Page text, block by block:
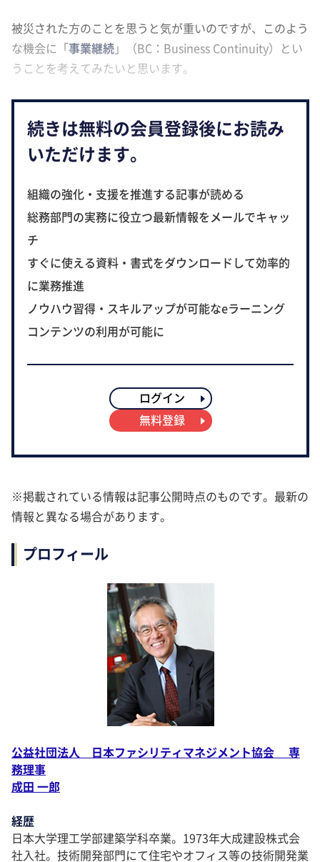
被災された方のことを思うと気が重いのですが、このよう
な機会に「事業継続」（BC：Business Continuity）とい
うことを考えてみたいと思います。
続きは無料の会員登録後にお読み
いただけます。
組織の強化・支援を推進する記事が読める
総務部門の実務に役立つ最新情報をメールでキャッ
チ
すぐに使える資料・書式をダウンロードして効率的
に業務推進
ノウハウ習得・スキルアップが可能なeラーニング
コンテンツの利用が可能に
ログイン
無料登録
※掲載されている情報は記事公開時点のものです。最新の
情報と異なる場合があります。
プロフィール
公益社団法人 日本ファシリティマネジメント協会 専
務理事
成田 一郎
経歴
日本大学理工学部建築学科卒業。1973年大成建設株式会
社入社。技術開発部門にて住宅やオフィス等の技術開発業